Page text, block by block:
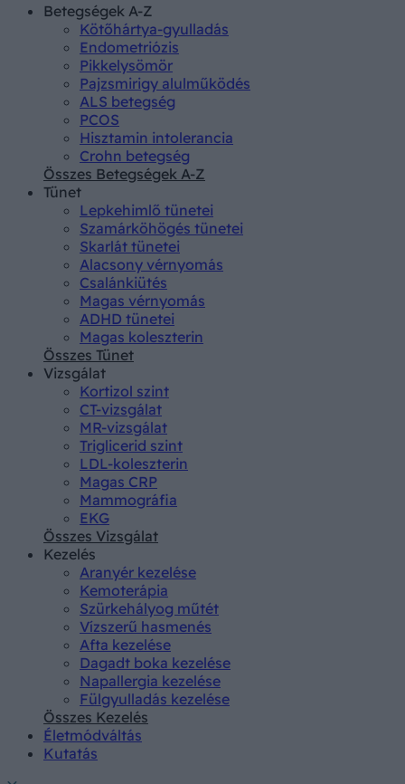
Betegségek A-Z
Kötőhártya-gyulladás
Endometriózis
Pikkelysömör
Pajzsmirigy alulműködés
ALS betegség
PCOS
Hisztamin intolerancia
Crohn betegség
Összes Betegségek A-Z
Tünet
Lepkehimlő tünetei
Szamárköhögés tünetei
Skarlát tünetei
Alacsony vérnyomás
Csalánkiütés
Magas vérnyomás
ADHD tünetei
Magas koleszterin
Összes Tünet
Vizsgálat
Kortizol szint
CT-vizsgálat
MR-vizsgálat
Triglicerid szint
LDL-koleszterin
Magas CRP
Mammográfia
EKG
Összes Vizsgálat
Kezelés
Aranyér kezelése
Kemoterápia
Szürkehályog műtét
Vízszerű hasmenés
Afta kezelése
Dagadt boka kezelése
Napallergia kezelése
Fülgyulladás kezelése
Összes Kezelés
Életmódváltás
Kutatás